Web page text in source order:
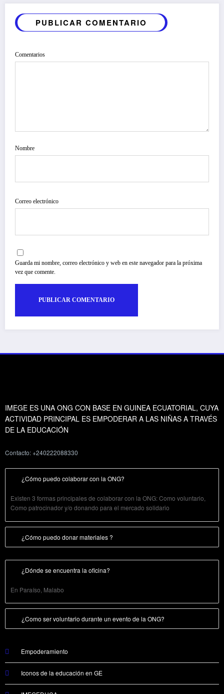
PUBLICAR COMENTARIO
Comentarios
Nombre
Correo electrónico
Guarda mi nombre, correo electrónico y web en este navegador para la próxima
vez que comente.
IMEGE ES UNA ONG CON BASE EN GUINEA ECUATORIAL, CUYA
ACTIVIDAD PRINCIPAL ES EMPODERAR A LAS NIÑAS A TRAVÉS
DE LA EDUCACIÓN
Contacto: +240222088330
¿Cómo puedo colaborar con la ONG?
Existen 3 formas principales de colaborar con la ONG: Como voluntario,
Como patrocinador y/o donando para el mercado solidario
¿Cómo puedo donar materiales ?
¿Dónde se encuentra la oficina?
En Paraíso, Malabo
¿Como ser voluntario durante un evento de la ONG?
Empoderamiento
Iconos de la educación en GE